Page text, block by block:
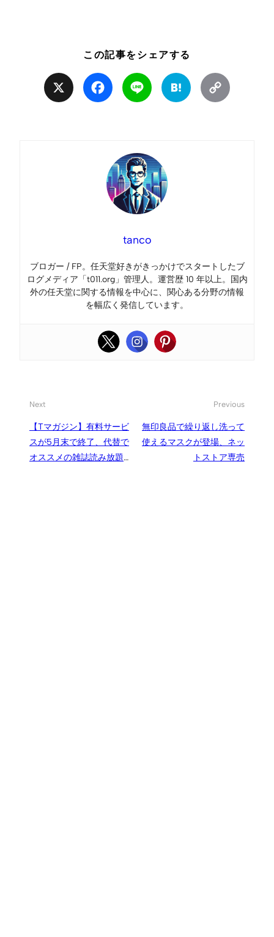
この記事をシェアする
Facebook Line Hatena
tanco
ブロガー / FP。任天堂好きがきっかけでスタートしたブ
ログメディア「t011.org」管理人。運営歴 10 年以上。国内
外の任天堂に関する情報を中心に、関心ある分野の情報
を幅広く発信しています。
Next
【Tマガジン】有料サービ
スが5月末で終了、代替で
オススメの雑誌読み放題サ
Previous
無印良品で繰り返し洗って
使えるマスクが登場、ネッ
トストア専売